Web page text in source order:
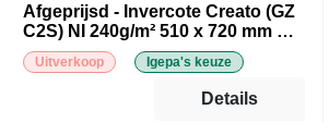
Afgeprijsd - Invercote Creato (GZ
C2S) NI 240g/m² 510 x 720 mm SG
260 µ
Uitverkoop Igepa's keuze
Details